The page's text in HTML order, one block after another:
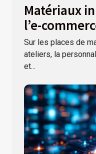
Matériaux
l’e-
Sur les places de
ateliers, la
et...